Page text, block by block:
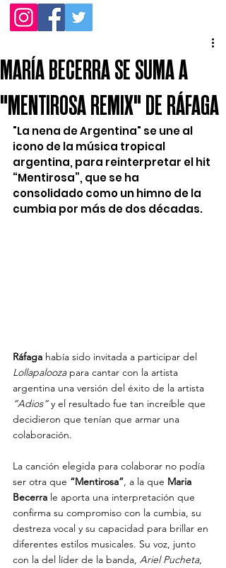
MARÍA BECERRA SE SUMA A
"MENTIROSA REMIX" DE RÁFAGA
"La nena de Argentina" se une al
icono de la música tropical
argentina, para reinterpretar el hit
“Mentirosa”, que se ha
consolidado como un himno de la
cumbia por más de dos décadas.
Ráfaga había sido invitada a participar del
Lollapalooza para cantar con la artista
argentina una versión del éxito de la artista
“Adios” y el resultado fue tan increíble que
decidieron que tenían que armar una
colaboración.
La canción elegida para colaborar no podía
ser otra que “Mentirosa”, a la que Maria
Becerra le aporta una interpretación que
confirma su compromiso con la cumbia, su
destreza vocal y su capacidad para brillar en
diferentes estilos musicales. Su voz, junto
con la del líder de la banda, Ariel Pucheta,